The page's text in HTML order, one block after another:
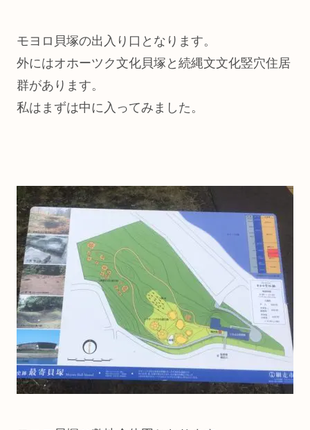
モヨロ貝塚の出入り口となります。
外にはオホーツク文化貝塚と続縄文文化竪穴住居
群があります。
私はまずは中に入ってみました。